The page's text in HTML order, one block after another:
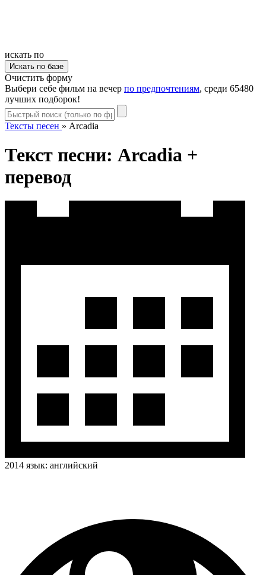
искать по
Очистить форму
Выбери себе фильм на вечер по предпочтениям, среди 65480
лучших подборок!
Тексты песен » Arcadia
Текст песни: Arcadia +
перевод
2014 язык: английский